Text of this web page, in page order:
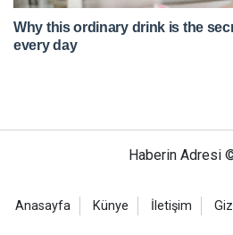
Haberin Adresi
Anasayfa Künye İletişim